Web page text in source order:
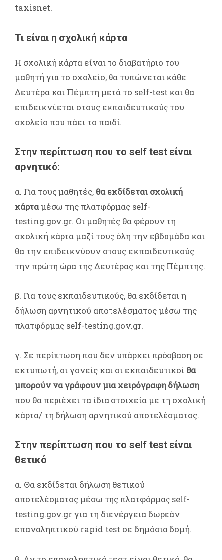
taxisnet.
Τι είναι η σχολική κάρτα
Η σχολική κάρτα είναι το διαβατήριο του
μαθητή για το σχολείο, θα τυπώνεται κάθε
Δευτέρα και Πέμπτη μετά το self-test και θα
επιδεικνύεται στους εκπαιδευτικούς του
σχολείο που πάει το παιδί.
Στην περίπτωση που το self test είναι
αρνητικό:
α. Για τους μαθητές, θα εκδίδεται σχολική
κάρταμέσω της πλατφόρμας self-
testing.gov.gr. Οι μαθητές θα φέρουν τη
σχολική κάρτα μαζί τους όλη την εβδομάδα και
θα την επιδεικνύουν στους εκπαιδευτικούς
την πρώτη ώρα της Δευτέρας και της Πέμπτης.
β. Για τους εκπαιδευτικούς, θα εκδίδεται η
δήλωση αρνητικού αποτελέσματος μέσω της
πλατφόρμας self-testing.gov.gr.
γ. Σε περίπτωση που δεν υπάρχει πρόσβαση σε
εκτυπωτή, οι γονείς και οι εκπαιδευτικοί θα
μπορούν να γράφουν μια χειρόγραφη δήλωση
που θα περιέχει τα ίδια στοιχεία με τη σχολική
κάρτα/ τη δήλωση αρνητικού αποτελέσματος.
Στην περίπτωση που το self test είναι
θετικό
α. Θα εκδίδεται δήλωση θετικού
αποτελέσματος μέσω της πλατφόρμας self-
testing.gov.gr για τη διενέργεια δωρεάν
επαναληπτικού rapid test σε δημόσια δομή.